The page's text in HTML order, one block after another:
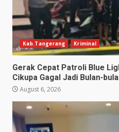
Kab.Tangerang Kriminal
Gerak Cepat Patroli Blue
Cikupa Gagal Jadi Bulan-
August 6, 2026